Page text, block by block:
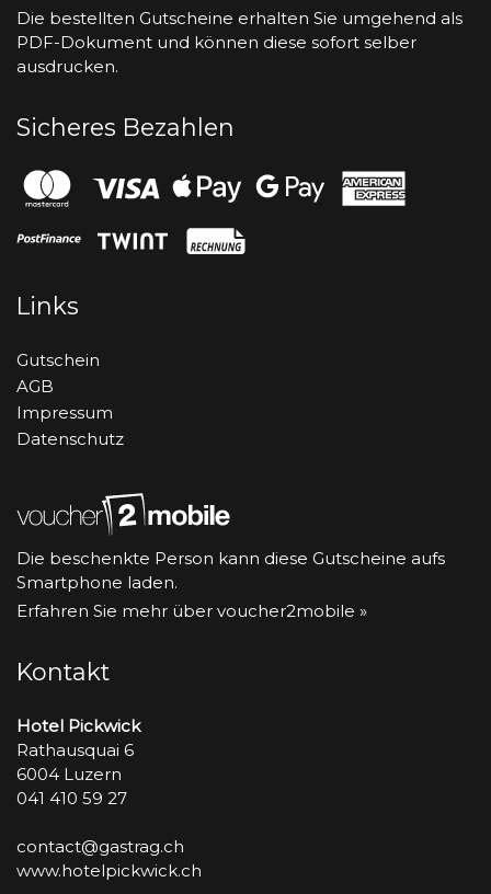
Die bestellten Gutscheine erhalten Sie umgehend als
PDF-Dokument und können diese sofort selber
ausdrucken.
Sicheres Bezahlen
Links
Gutschein
AGB
Impressum
Datenschutz
Die beschenkte Person kann diese Gutscheine aufs
Smartphone laden.
Erfahren Sie mehr über voucher2mobile »
Kontakt
Hotel Pickwick
Rathausquai 6
6004 Luzern
041 410 59 27
contact@gastrag.ch
www.hotelpickwick.ch